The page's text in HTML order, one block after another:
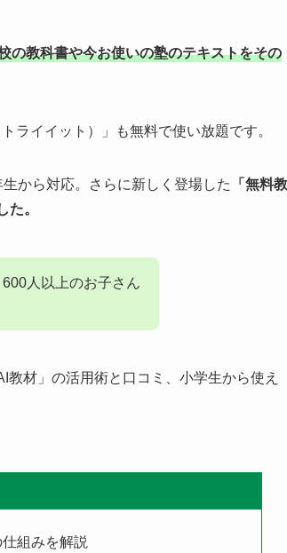
の教科書や今お使いの塾のテキストをその
ライイット）」も無料で使い放題です。
から対応。さらに新しく登場した
「無料教
。
人以上のお子さん
材」の活用術と口コミ、小学生から使え
組みを解説